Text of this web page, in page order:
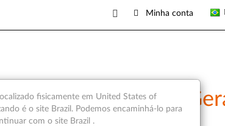
Minha conta
RGB - Visão
fisicamente em United States of
é o site Brazil. Podemos encaminhá-lo para
com o site Brazil .